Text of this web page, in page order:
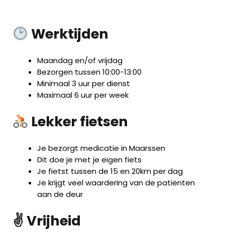
Werktijden
Maandag en/of vrijdag
Bezorgen tussen 10:00-13:00
Minimaal 3 uur per dienst
Maximaal 6 uur per week
Lekker fietsen
Je bezorgt medicatie in Maarssen
Dit doe je met je eigen fiets
Je fietst tussen de 15 en 20km per dag
Je krijgt veel waardering van de patiënten
aan de deur
✌️ Vrijheid